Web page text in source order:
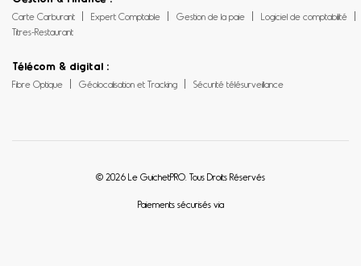
Carte Carburant Expert Comptable Gestion de la paie
Logiciel de comptabilité
Titres-Restaurant
Télécom & digital :
Fibre Optique Géolocalisation et Tracking Sécurité télésurveillance
© 2026 Le GuichetPRO. Tous Droits Réservés
Paiements sécurisés via